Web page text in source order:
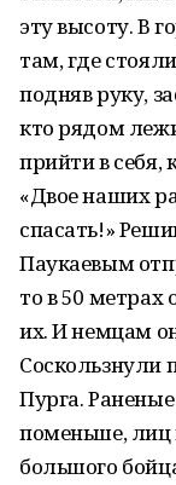
эту высоту. В
там, где
подняв руку,
кто рядом
прийти в себя,
«Двое наших
спасать!»
Паукаевым
то в 50 метрах
их. И немцам
Соскользнули
Пурга.
поменьше, лиц
большого